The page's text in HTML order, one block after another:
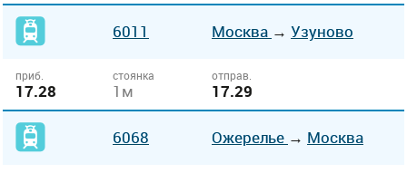
6011 Москва → Узуново
приб.
17.28
стоянка
1м
отправ.
17.29
6068 Ожерелье → Москва